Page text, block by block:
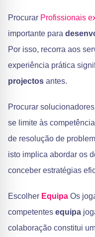
Procurar Profissionais
importante para
Por isso, recorra aos
experiência prática
projectos antes.
Procurar
se limite às
de resolução de
isto implica abordar os
conceber estratégias
Escolher Equipa Os
competentes equipa
colaboração constitui